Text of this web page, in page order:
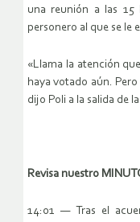
una reunión a las 15
personero al que se le
«Llama la atención
haya votado aún.
dijo Poli a la salida de
Revisa nuestro
14:01 — Tras el